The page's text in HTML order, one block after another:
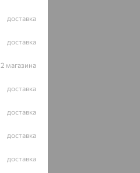
доставка
доставка
2 магазина
доставка
доставка
доставка
доставка